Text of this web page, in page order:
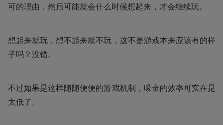
可的理由，然后可能就会什么时候想起来，才会继续玩。
想起来就玩，想不起来就不玩，这不是游戏本来应该有的样
子吗？没错。
不过如果是这样随随便便的游戏机制，吸金的效率可实在是
太低了。